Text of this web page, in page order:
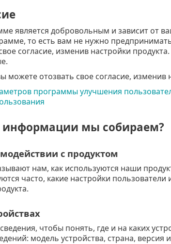
является добровольным и зависит от
то есть вам не нужно
согласие, изменив настройки
отозвать свое согласие, изменив
программы улучшения
мы собираем?
с продуктом
нам, как используются наши
часто, какие настройки
чтобы понять, где и на каких
модель устройства, страна,